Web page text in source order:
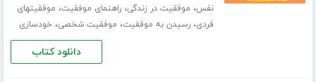
نفس، موفقیت در زندگی،راهنمای موفقیت، موفقیتهای
فردی،رسیدن به موفقیت، موفقیت شخصی، خودسازی
دانلود کتاب